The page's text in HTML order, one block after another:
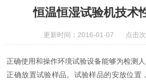
恒温恒湿试验机技术
更新时间：2016-01-07 点击次
正确使用和操作环境试验设备能够为检测
正确放置试验样品。试验样品的安放位置